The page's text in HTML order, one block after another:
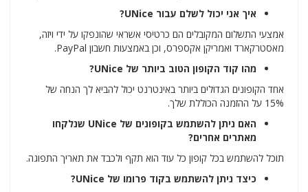
איך אני יכול לשלם עבור UNice?
אמצעי התשלום המקובלים הם כרטיסי אשראי שהונפקו על ידי ויזה,
מאסטרקארד ואמריקן אקספרס, וכן באמצעות חשבון PayPal.
מהו קוד הקופון הטוב ביותר של UNice?
אחד הקופונים הגדולים ביותר באינטרנט יכול להביא לך הנחה של
15% על ההזמנה הכוללת שלך.
האם ניתן להשתמש בקופונים של UNice שנלקחו
מאתרים אחרים?
תוכל להשתמש בכל קופון כל עוד הוא תקף ולכבד את תאריך התפוגה.
כיצד ניתן להשתמש בקוד פרומו של UNice?